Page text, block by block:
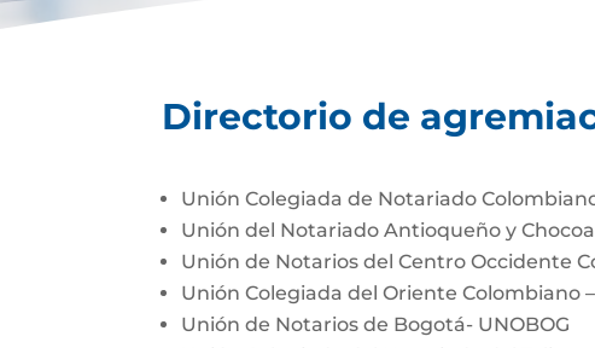
Directorio de
Unión Colegiada de Notariado
Unión del Notariado Antioqueño y
Unión de Notarios del Centro Occidente
Unión Colegiada del Oriente Colombiano –
Unión de Notarios de Bogotá- UNOBOG